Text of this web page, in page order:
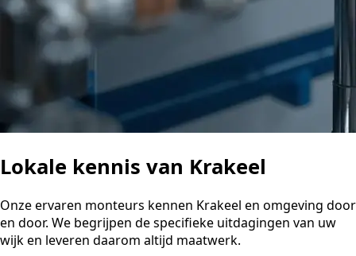
Lokale kennis van Krakeel
Onze ervaren monteurs kennen Krakeel en omgeving door
en door. We begrijpen de specifieke uitdagingen van uw
wijk en leveren daarom altijd maatwerk.